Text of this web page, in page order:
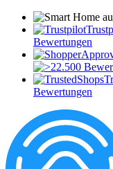
Bewertungen
Bewertungen